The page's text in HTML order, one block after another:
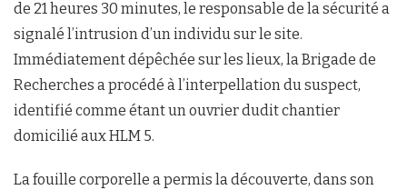
de 21 heures 30 minutes, le responsable de la sécurité a
signalé l’intrusion d’un individu sur le site.
Immédiatement dépêchée sur les lieux, la Brigade de
Recherches a procédé à l’interpellation du suspect,
identifié comme étant un ouvrier dudit chantier
domicilié aux HLM 5.
La fouille corporelle a permis la découverte, dans son